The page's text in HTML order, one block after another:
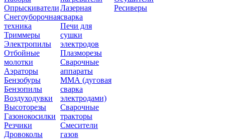
Опрыскиватели
Снегоуборочная
техника
Триммеры
Электропилы
Отбойные
молотки
Аэраторы
Бензобуры
Бензопилы
Воздуходувки
Высоторезы
Газонокосилки
Резчики
Дровоколы
Лазерная
сварка
Печи для
сушки
электродов
Плазморезы
Сварочные
аппараты
ММА (дуговая
сварка
электродами)
Сварочные
тракторы
Смесители
газов
Ресиверы